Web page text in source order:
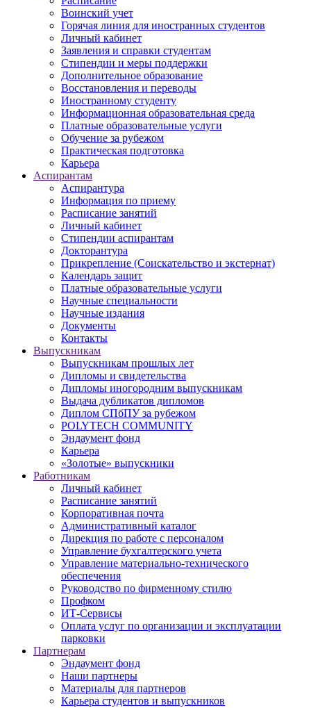
Воинский учет
Горячая линия для иностранных студентов
Личный кабинет
Заявления и справки студентам
Стипендии и меры поддержки
Дополнительное образование
Восстановления и переводы
Иностранному студенту
Информационная образовательная среда
Платные образовательные услуги
Обучение за рубежом
Практическая подготовка
Карьера
Аспирантам
Аспирантура
Информация по приему
Расписание занятий
Личный кабинет
Стипендии аспирантам
Докторантура
Прикрепление (Соискательство и экстернат)
Календарь защит
Платные образовательные услуги
Научные специальности
Научные издания
Документы
Контакты
Выпускникам
Выпускникам прошлых лет
Дипломы и свидетельства
Дипломы иногородним выпускникам
Выдача дубликатов дипломов
Диплом СПбПУ за рубежом
POLYTECH COMMUNITY
Эндаумент фонд
Карьера
«Золотые» выпускники
Работникам
Личный кабинет
Расписание занятий
Корпоративная почта
Административный каталог
Дирекция по работе с персоналом
Управление бухгалтерского учета
Управление материально-технического
обеспечения
Руководство по фирменному стилю
Профком
ИТ-Сервисы
Оплата услуг по организации и эксплуатации
парковки
Партнерам
Эндаумент фонд
Наши партнеры
Материалы для партнеров
Карьера студентов и выпускников